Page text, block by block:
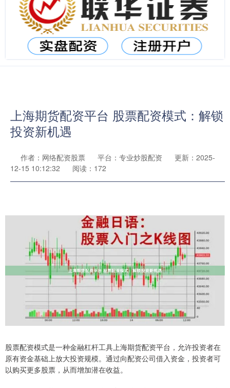
上海期货配资平台 股票配资模式：解锁
投资新机遇
作者：网络配资股票 平台：专业炒股配资
更新：2025-
12-15 10:12:32
阅读：172
股票配资模式是一种金融杠杆工具上海期货配资平台，允许投资者在
原有资金基础上放大投资规模。通过向配资公司借入资金，投资者可
以购买更多股票，从而增加潜在收益。